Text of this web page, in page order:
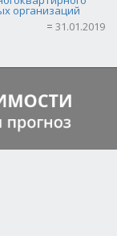
организаций
31.01.2019